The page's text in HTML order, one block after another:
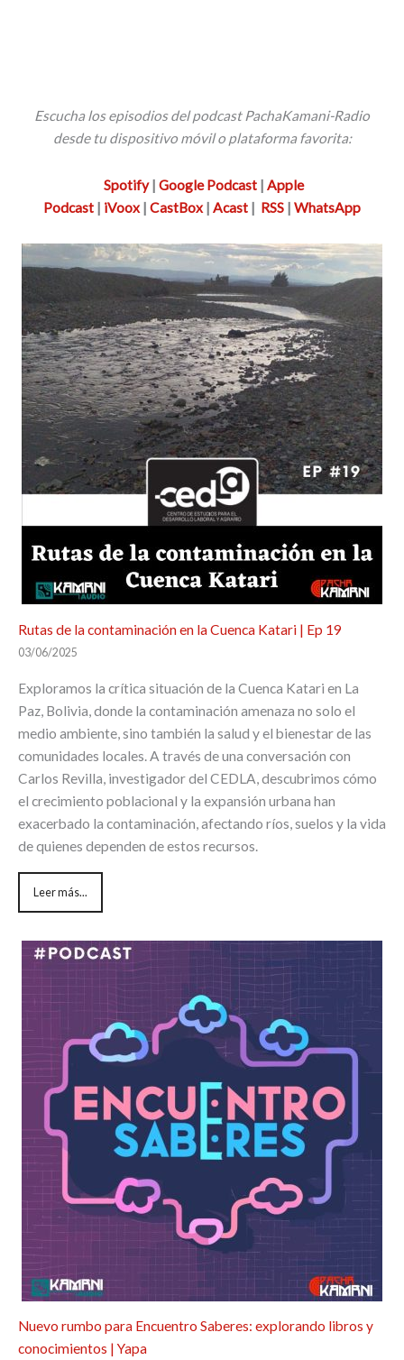
Escucha los episodios delpodcastPachaKamani-Radio
desde tu dispositivo móvil o plataforma favorita:
Spotify| Google Podcast| Apple
Podcast | iVoox| CastBox| Acast | RSS | WhatsApp
Rutas de la contaminación en la Cuenca Katari | Ep 19
03/06/2025
Exploramos la crítica situación de la Cuenca Katari en La
Paz, Bolivia, donde la contaminación amenaza no solo el
medio ambiente, sino también la salud y el bienestar de las
comunidades locales. A través de una conversación con
Carlos Revilla, investigador del CEDLA, descubrimos cómo
el crecimiento poblacional y la expansión urbana han
exacerbado la contaminación, afectando ríos, suelos y la vida
de quienes dependen de estos recursos.
Leer más...
Nuevo rumbo para Encuentro Saberes: explorando libros y
conocimientos | Yapa